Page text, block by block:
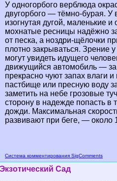
У одногорбого верблюда
двугорбого — тёмно-бурая.
изогнутая дугой, маленькие
мохнатые ресницы надёжно
от песка, а ноздри-щёлочки
плотно закрываться. Зрение
могут увидеть идущего
движущийся автомобиль —
прекрасно чуют запах влаги
пастбище или пресную воду
заметить на небе грозовые
сторону в надежде попасть в
дожди. Максимальная
развивают при беге, — около
Система комментирования SigComments
Экзотический Сад